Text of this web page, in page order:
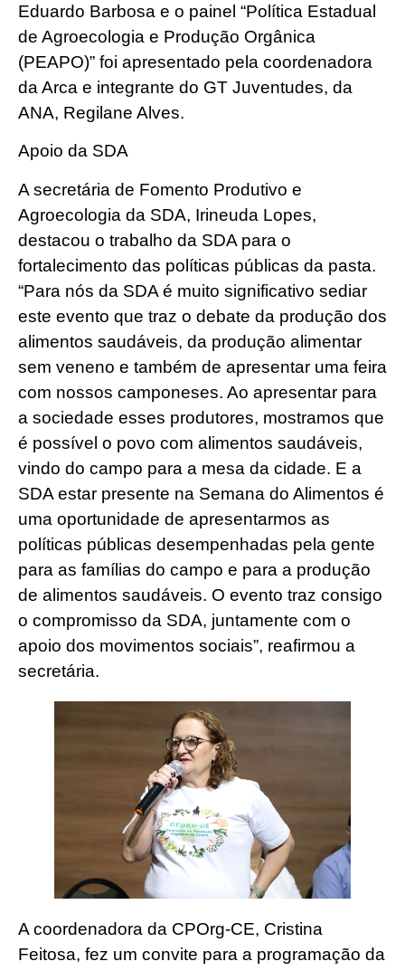
Eduardo Barbosa e o painel “Política Estadual
de Agroecologia e Produção Orgânica
(PEAPO)” foi apresentado pela coordenadora
da Arca e integrante do GT Juventudes, da
ANA, Regilane Alves.
Apoio da SDA
A secretária de Fomento Produtivo e
Agroecologia da SDA, Irineuda Lopes,
destacou o trabalho da SDA para o
fortalecimento das políticas públicas da pasta.
“Para nós da SDA é muito significativo sediar
este evento que traz o debate da produção dos
alimentos saudáveis, da produção alimentar
sem veneno e também de apresentar uma feira
com nossos camponeses. Ao apresentar para
a sociedade esses produtores, mostramos que
é possível o povo com alimentos saudáveis,
vindo do campo para a mesa da cidade. E a
SDA estar presente na Semana do Alimentos é
uma oportunidade de apresentarmos as
políticas públicas desempenhadas pela gente
para as famílias do campo e para a produção
de alimentos saudáveis. O evento traz consigo
o compromisso da SDA, juntamente com o
apoio dos movimentos sociais”, reafirmou a
secretária.
A coordenadora da CPOrg-CE, Cristina
Feitosa, fez um convite para a programação da